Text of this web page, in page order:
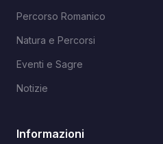
Percorso Romanico
Natura e Percorsi
Eventi e Sagre
Notizie
Informazioni